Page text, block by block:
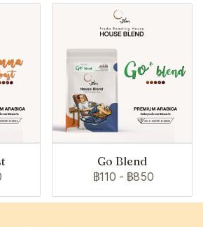
Go Blend
฿110 - ฿850